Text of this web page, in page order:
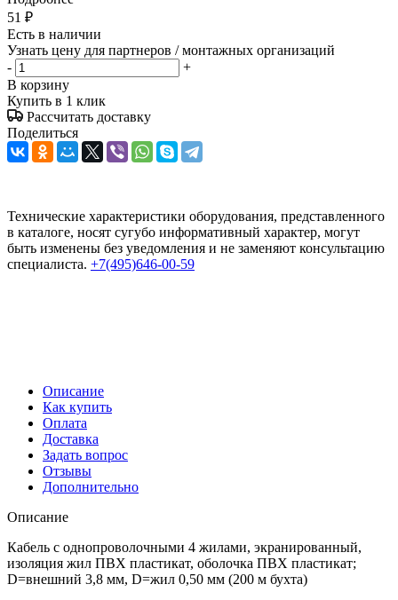
51 ₽
Есть в наличии
Узнать цену для партнеров / монтажных организаций
-
+
В корзину
Купить в 1 клик
Рассчитать доставку
Поделиться
Технические характеристики оборудования, представленного
в каталоге, носят сугубо информативный характер, могут
быть изменены без уведомления и не заменяют консультацию
специалиста. +7(495)646-00-59
Описание
Как купить
Оплата
Доставка
Задать вопрос
Отзывы
Дополнительно
Описание
Кабель с однопроволочными 4 жилами, экранированный,
изоляция жил ПВХ пластикат, оболочка ПВХ пластикат;
D=внешний 3,8 мм, D=жил 0,50 мм (200 м бухта)